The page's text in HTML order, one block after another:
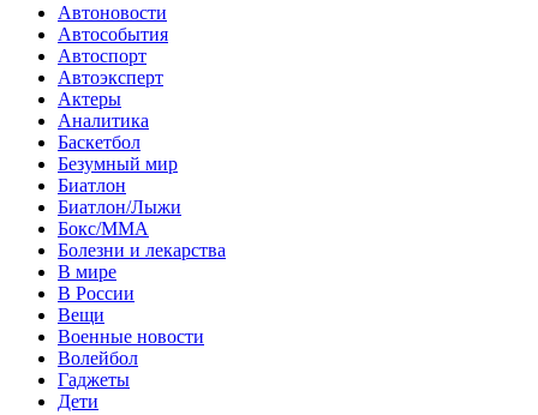
Автоновости
Автособытия
Автоспорт
Автоэксперт
Актеры
Аналитика
Баскетбол
Безумный мир
Биатлон
Биатлон/Лыжи
Бокс/MMA
Болезни и лекарства
В мире
В России
Вещи
Военные новости
Волейбол
Гаджеты
Дети